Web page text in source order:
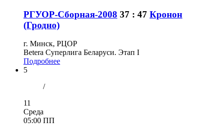
РГУОР-Сборная-2008 37 : 47 Кронон
(Гродно)
г. Минск, РЦОР
Betera Суперлига Беларуси. Этап I
Подробнее
5
/
11
Среда
05:00 ПП